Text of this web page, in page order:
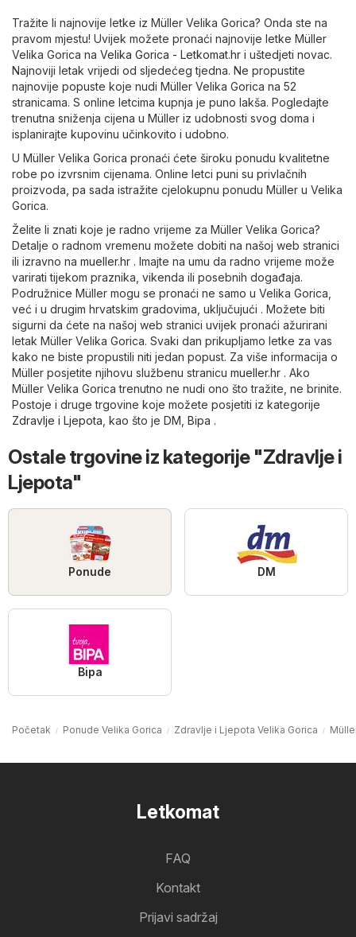
Tražite li najnovije letke iz Müller Velika Gorica? Onda ste na
pravom mjestu! Uvijek možete pronaći najnovije letke Müller
Velika Gorica na Velika Gorica - Letkomat.hr i uštedjeti novac.
Najnoviji letak vrijedi od sljedećeg tjedna. Ne propustite
najnovije popuste koje nudi Müller Velika Gorica na 52
stranicama. S online letcima kupnja je puno lakša. Pogledajte
trenutna sniženja cijena u Müller iz udobnosti svog doma i
isplanirajte kupovinu učinkovito i udobno.
U Müller Velika Gorica pronaći ćete široku ponudu kvalitetne
robe po izvrsnim cijenama. Online letci puni su privlačnih
proizvoda, pa sada istražite cjelokupnu ponudu Müller u Velika
Gorica.
Želite li znati koje je radno vrijeme za Müller Velika Gorica?
Detalje o radnom vremenu možete dobiti na našoj web stranici
ili izravno na mueller.hr . Imajte na umu da radno vrijeme može
varirati tijekom praznika, vikenda ili posebnih događaja.
Podružnice Müller mogu se pronaći ne samo u Velika Gorica,
već i u drugim hrvatskim gradovima, uključujući . Možete biti
sigurni da ćete na našoj web stranici uvijek pronaći ažurirani
letak Müller Velika Gorica. Svaki dan prikupljamo letke za vas
kako ne biste propustili niti jedan popust. Za više informacija o
Müller posjetite njihovu službenu stranicu mueller.hr . Ako
Müller Velika Gorica trenutno ne nudi ono što tražite, ne brinite.
Postoje i druge trgovine koje možete posjetiti iz kategorije
Zdravlje i Ljepota , kao što je DM Bipa .
Ostale trgovine iz kategorije "Zdravlje i
Ljepota"
Ponude DM
Bipa
Početak Ponude Velika Gorica Zdravlje i Ljepota Velika Gorica
Letkomat
FAQ
Kontakt
Prijavi sadržaj